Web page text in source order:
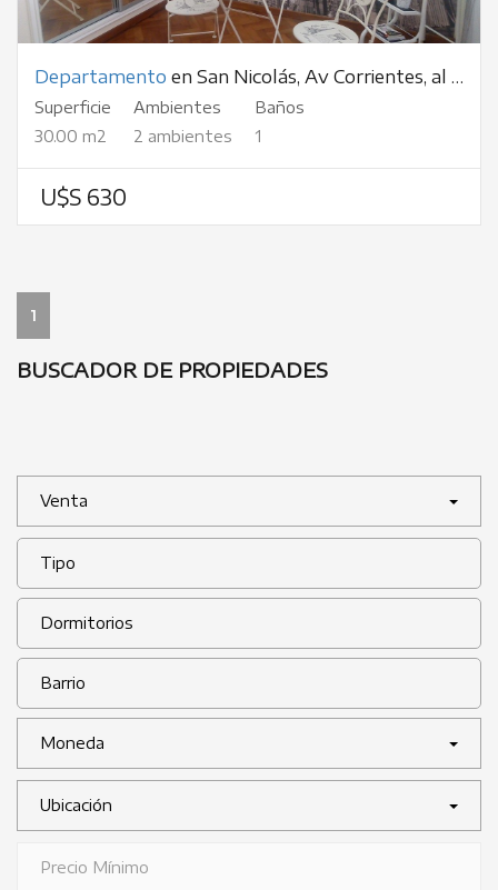
Departamento en San Nicolás, Av Corrientes, al 800
Superficie
30.00 m2
Ambientes
2 ambientes
Baños
1
U$S 630
1
BUSCADOR DE PROPIEDADES
Venta
Moneda
Ubicación